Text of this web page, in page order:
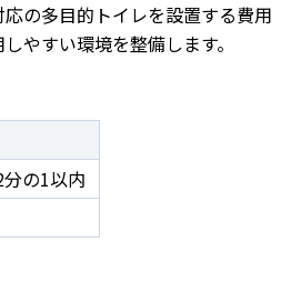
の多目的トイレを設置する費用
やすい環境を整備します。
の1以内